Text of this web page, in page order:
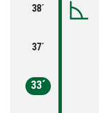
38´
37´
33´